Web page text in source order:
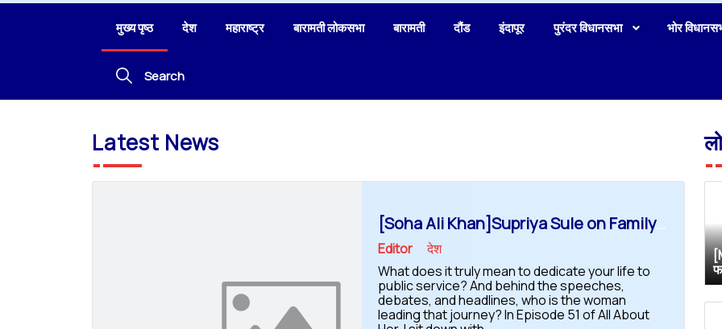
मुख्य पृष्ठ देश महाराष्ट्र बारामती लोकसभा बारामती दौंड इंदापूर पुरंदर विधानसभा भोर
Search
Latest News
[Soha Ali Khan]Supriya Sule on Family, Power & Politics | Soha Ali Khan | Supriya Sule | All About Her
Editor
देश
What does it truly mean to dedicate your life to
public service? And behind the speeches,
debates, and headlines, who is the woman
leading that journey? In Episode 51 of All About